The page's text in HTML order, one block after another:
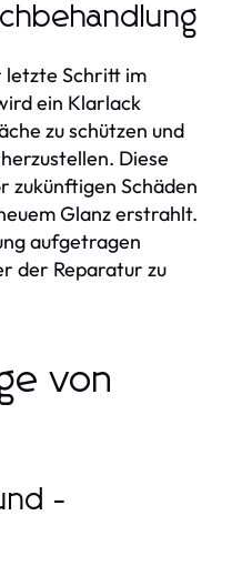
letzte Schritt im
ein Klarlack
zu schützen und
Diese
zukünftigen Schäden
Glanz erstrahlt.
aufgetragen
der Reparatur zu
von
-